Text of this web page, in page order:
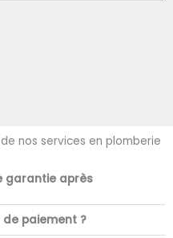
nos services en plomberie
garantie après
paiement ?